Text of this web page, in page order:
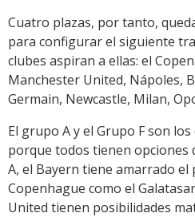
Cuatro plazas, por tanto,
para configurar el siguiente
clubes aspiran a ellas: el
Manchester United, Nápoles,
Germain, Newcastle, Milan,
El grupo A y el Grupo F son
porque todos tienen opciones
A, el Bayern tiene amarrado
Copenhague como el
United tienen posibilidades